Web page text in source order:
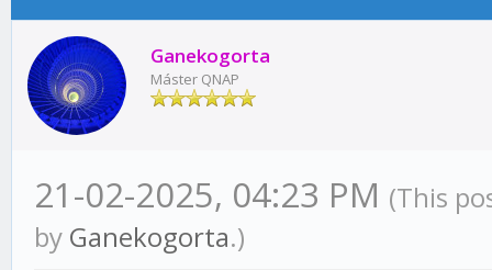
Ganekogorta
Máster QNAP
21-02-2025, 04:23 PM (This
by Ganekogorta.)